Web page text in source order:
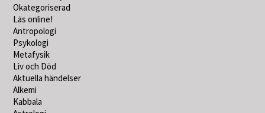
Okategoriserad
Läs online!
Antropologi
Psykologi
Metafysik
Liv och Död
Aktuella händelser
Alkemi
Kabbala